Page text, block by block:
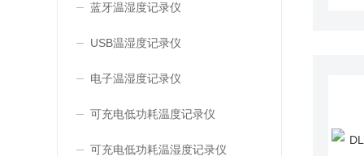
蓝牙温湿度记录仪
USB温湿度记录仪
电子温湿度记录仪
可充电低功耗温度记录仪
可充电低功耗温湿度记录仪